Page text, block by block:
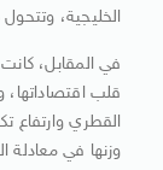
الخليجية،
في المقابل،
قلب
القطري وارتفاع
وزنها في معادلة